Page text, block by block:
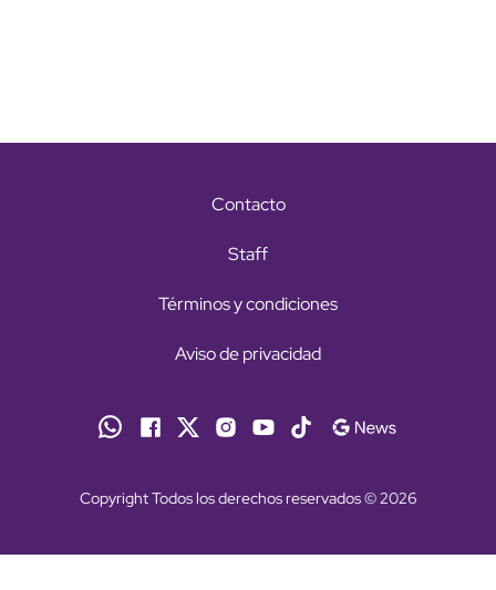
Contacto
Staff
Términos y condiciones
Aviso de privacidad
Copyright Todos los derechos reservados © 2026